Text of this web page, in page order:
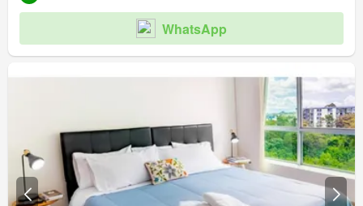
WhatsApp